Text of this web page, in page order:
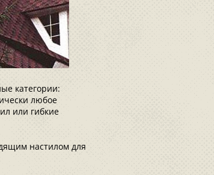
категории:
любое
или гибкие
настилом для